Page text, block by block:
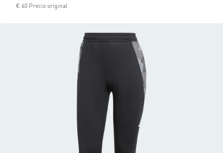
€ 60 Precio original